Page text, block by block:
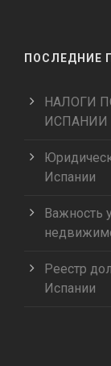
ПОСЛЕДНИЕ
НАЛОГИ
ИСПАНИИ
Испании
Важность
Реестр
Испании